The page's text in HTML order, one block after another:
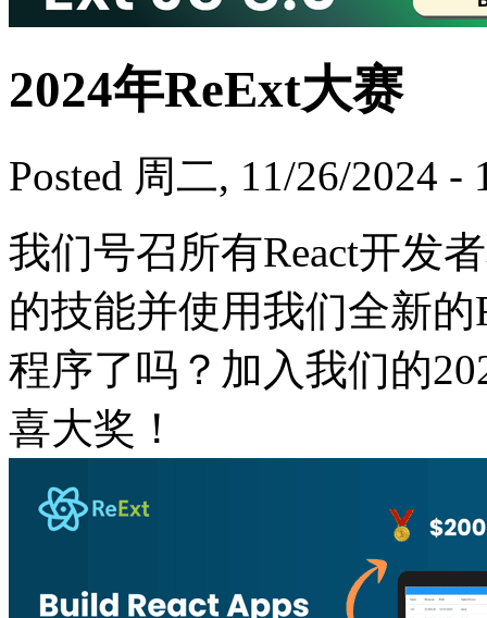
2024年ReExt大赛
Posted 周二, 11/26/2024 -
我们号召所有React开发
的技能并使用我们全新
程序了吗？加入我们的
喜大奖！